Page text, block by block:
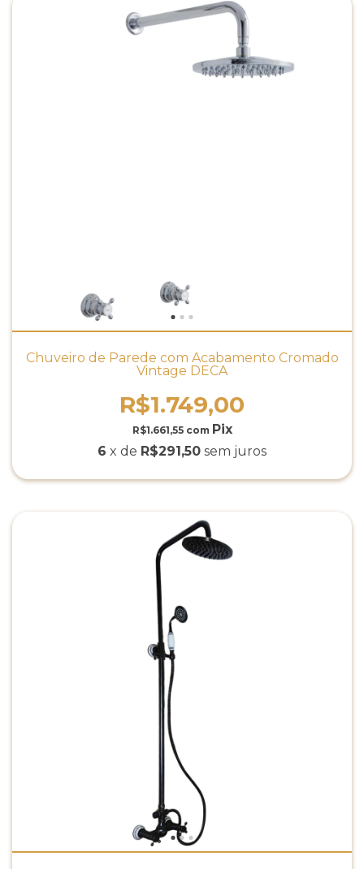
Chuveiro de Parede com Acabamento Cromado
Vintage DECA
R$1.749,00
R$1.661,55 com
6 x de R$291,50 sem juros